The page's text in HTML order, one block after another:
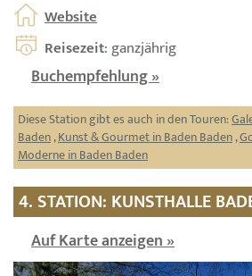
Website
Reisezeit: ganzjährig
Buchempfehlung »
Diese Station gibt es auch in den Touren:
Baden,Kunst & Gourmet in Baden Baden,
Moderne in Baden Baden
4. STATION: KUNSTHALLE
Auf Karte anzeigen »